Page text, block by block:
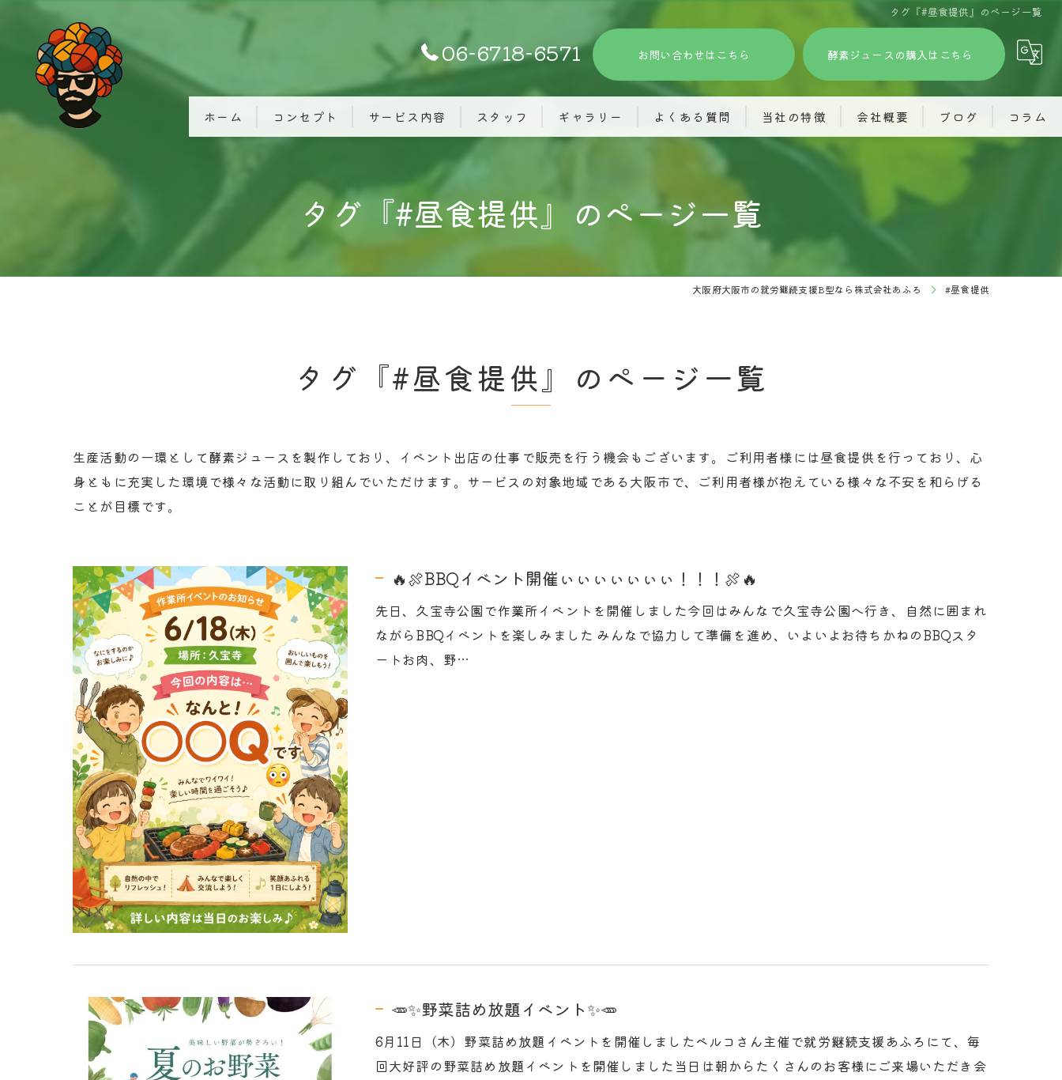
タグ『#昼食提供』のページ一覧
06-6718-6571 お問い合わせはこちら 酵素ジュースの購入はこちら
ホーム コンセプト サービス内容 スタッフ ギャラリー よくある質問 当社の特徴
酵素ジュース
精神障がい
会社概要
就労継続支援あふろ
共同生活援助(旅するホーム)
株式会社JIMOTO
ブログ コラム
タグ『#昼食提供』のページ一覧
大阪府大阪市の就労継続支援B型なら株式会社あふろ #昼食提供
タグ『#昼食提供』のページ一覧
生産活動の一環として酵素ジュースを製作しており、イベント出店の仕事で販売を行う機会もございます。ご利用者様には昼食提供を行っており、心
身ともに充実した環境で様々な活動に取り組んでいただけます。サービスの対象地域である大阪市で、ご利用者様が抱えている様々な不安を和らげる
ことが目標です。
🔥🍖BBQイベント開催ぃぃぃぃぃぃぃ！！！🍖🔥
先日、久宝寺公園で作業所イベントを開催しました今回はみんなで久宝寺公園へ行き、自然に囲まれ
ながらBBQイベントを楽しみました みんなで協力して準備を進め、いよいよお待ちかねのBBQスタ
ートお肉、野…
🥕✨野菜詰め放題イベント✨🥕
6月11日（木）野菜詰め放題イベントを開催しましたベルコさん主催で就労継続支援あふろにて、毎
回大好評の野菜詰め放題イベントを開催しました当日は朝からたくさんのお客様にご来場いただき会